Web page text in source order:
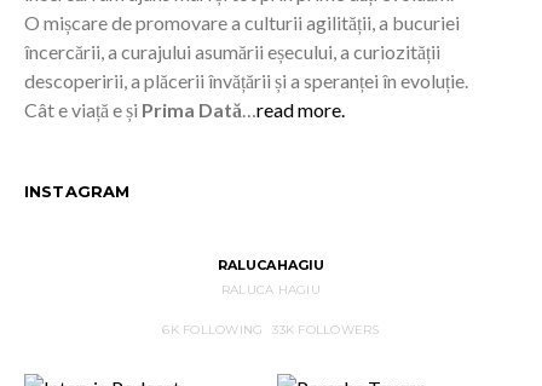
O mișcare de promovare a culturii agilității, a bucuriei
încercării, a curajului asumării eșecului, a curiozității
descoperirii, a plăcerii învățării și a speranței în evoluție.
Cât e viață e și Prima Dată…read more.
INSTAGRAM
RALUCAHAGIU
RALUCA HAGIU
6KFOLLOWING 33K FOLLOWERS